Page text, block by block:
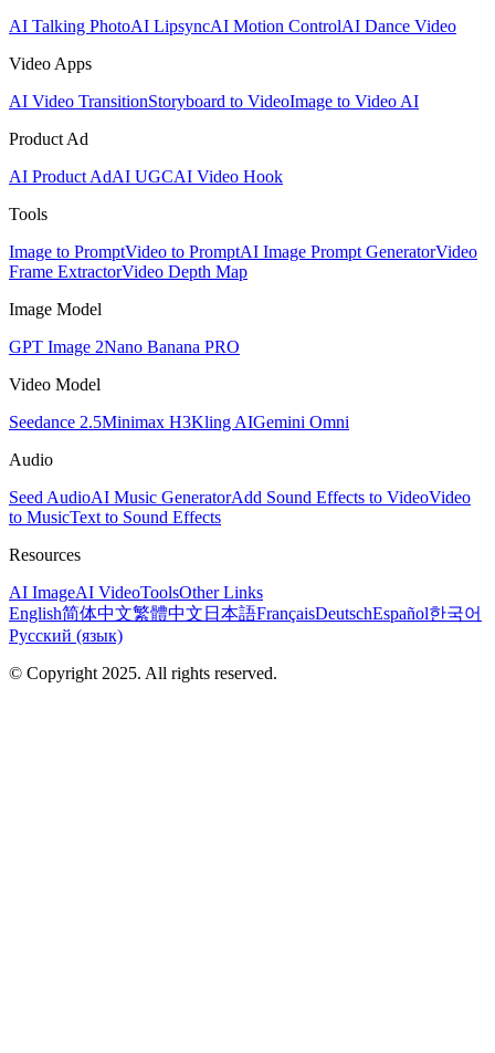
AI Talking PhotoAI LipsyncAI Motion ControlAI Dance Video
Video Apps
AI Video TransitionStoryboard to VideoImage to Video AI
Product Ad
AI Product AdAI UGCAI Video Hook
Tools
Image to PromptVideo to PromptAI Image Prompt GeneratorVideo
Frame ExtractorVideo Depth Map
Image Model
GPT Image 2Nano Banana PRO
Video Model
Seedance 2.5Minimax H3Kling AIGemini Omni
Audio
Seed AudioAI Music GeneratorAdd Sound Effects to VideoVideo
to MusicText to Sound Effects
Resources
AI ImageAI VideoToolsOther Links
English简体中文繁體中文 日本語FrançaisDeutschEspañol한국어
Русский (язык)
© Copyright 2025. All rights reserved.